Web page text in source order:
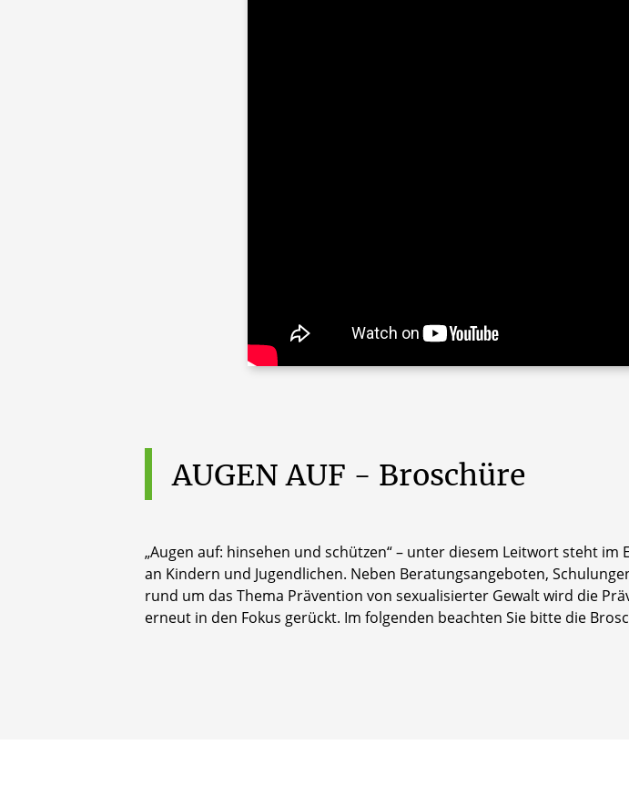
AUGEN AUF - Broschüre
„Augen auf: hinsehen und schützen“ – unter diesem Leitwort steht
an Kindern und Jugendlichen. Neben Beratungsangeboten,
rund um das Thema Prävention von sexualisierter Gewalt wird die
erneut in den Fokus gerückt. Im folgenden beachten Sie bitte die